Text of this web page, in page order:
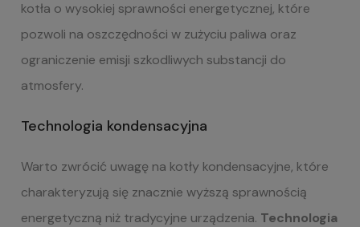
kotła o wysokiej sprawności energetycznej, które
pozwoli na oszczędności w zużyciu paliwa oraz
ograniczenie emisji szkodliwych substancji do
atmosfery.
Technologia kondensacyjna
Warto zwrócić uwagę na kotły kondensacyjne, które
charakteryzują się znacznie wyższą sprawnością
energetyczną niż tradycyjne urządzenia. Technologia